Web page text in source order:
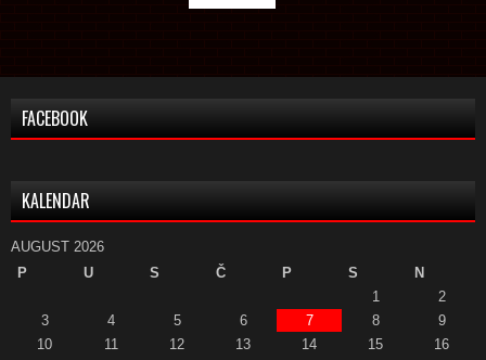
FACEBOOK
KALENDAR
AUGUST 2026
P
U S Č P S
N
1
2
3
4 5 6 7 8
9
10
11 12 13 14 15
16